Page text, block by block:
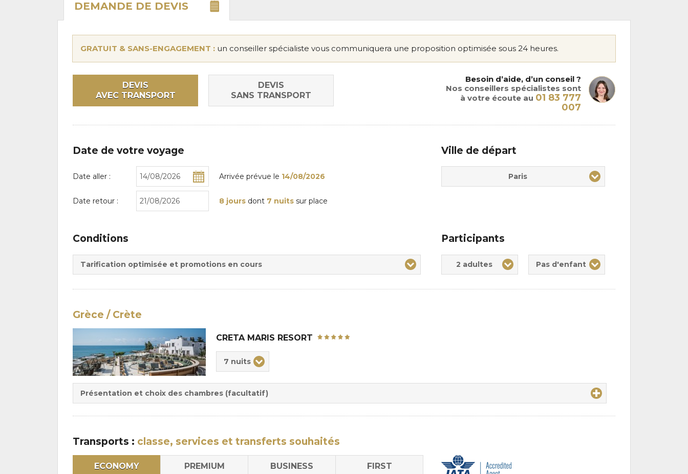
DEMANDE DE DEVIS
GRATUIT & SANS-ENGAGEMENT : un conseiller spécialiste vous communiquera une proposition optimisée sous 24 heures.
DEVIS
AVEC TRANSPORT
DEVIS
SANS TRANSPORT
Besoin d’aide, d’un conseil ?
Nos conseillers spécialistes sont
à votre écoute au 01 83 777
007
Date de votre voyage
Date aller : Arrivée prévue le 14/08/2026
Date retour : 8 jours dont 7 nuits sur place
Ville de départ
Paris
Conditions
Tarification optimisée et promotions en cours
Participants
2 adultes Pas d'enfant
Grèce / Crète
CRETA MARIS RESORT
pension
:
:
7 nuits
Présentation et choix des chambres (facultatif)
Transports : classe, services et transferts souhaités
ECONOMY PREMIUM BUSINESS FIRST